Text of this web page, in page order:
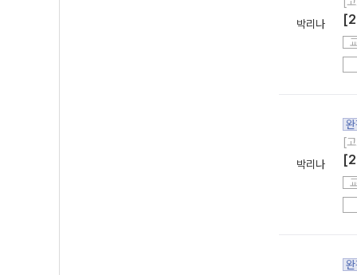
박리나
박리나
[